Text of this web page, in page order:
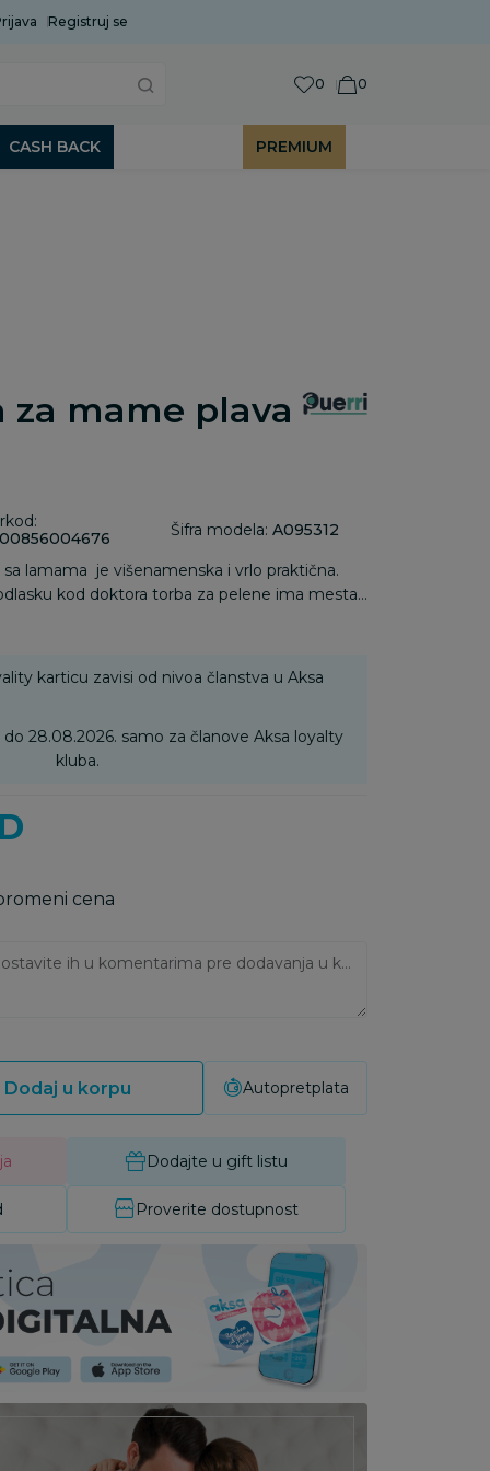
Uobičajeni rok isporuke je 2 do 7 radnih dana!
Registruj se
0 0
CASH BACK PREMIUM
mame plava
Šifra modela: A095312
lamama je višenamenska i vrlo praktična.
kod doktora torba za pelene ima mesta
ranca nudi nošenje na ledjima,
rukujete svim ostalim
karticu zavisi od nivoa članstva u Aksa
do 28.08.2026. samo za članove Aksa loyalty
kluba.
cena
Ukoliko imate napomene, ostavite ih u komentarima pre dodavanja u korpu:
Dodaj u korpu Autopretplata
Dodajte u gift listu
Proverite dostupnost